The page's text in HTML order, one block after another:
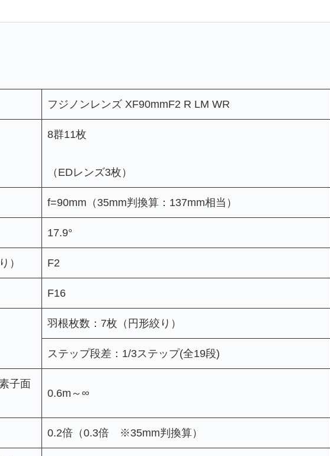
フジノンレンズ XF90mmF2 R LM WR
8群11枚
（EDレンズ3枚）
f=90mm（35mm判換算：137mm相当）
17.9°
） F2
F16
羽根枚数：7枚（円形絞り）
ステップ段差：1/3ステップ(全19段)
子面
0.6m～∞
0.2倍（0.3倍 ※35mm判換算）